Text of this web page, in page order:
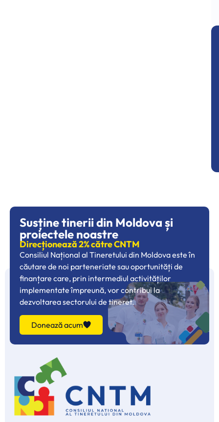
Susține tinerii din Moldova și
proiectele noastre
Direcționează 2% către CNTM
Consiliul Național al Tineretului din Moldova este în
căutare de noi parteneriate sau oportunități de
finanțare care, prin intermediul activităților
implementate împreună, vor contribui la
dezvoltarea sectorului de tineret.
Donează acum